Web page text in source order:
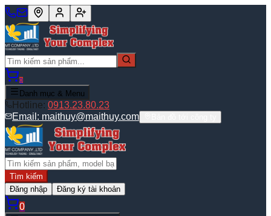
0
Danh mục & Menu
Hotline: 0913.23.80.23
Email: maithuy@maithuy.com
Tìm kiếm
Đăng nhập
Đăng ký tài khoản
0